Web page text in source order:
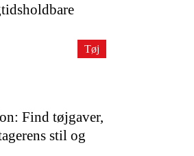
Find tøjgaver,
stil og
Tøj